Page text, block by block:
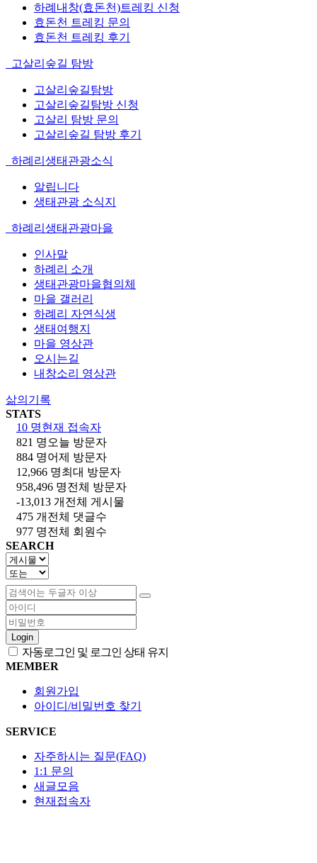
하례내창(효돈천)트레킹 신청
효돈천 트레킹 문의
효돈천 트레킹 후기
고살리숲길 탐방
고살리숲길탐방
고살리숲길탐방 신청
고살리 탐방 문의
고살리숲길 탐방 후기
하례리생태관광소식
알립니다
생태관광 소식지
하례리생태관광마을
인사말
하례리 소개
생태관광마을협의체
마을 갤러리
하례리 자연식생
생태여행지
마을 영상관
오시는길
내창소리 영상관
삶의기록
STATS
10 명현재 접속자
821 명 오늘 방문자
884 명어제 방문자
12,966 명최대 방문자
958,496 명전체 방문자
-13,013 개 전체 게시물
475 개 전체 댓글수
977 명전체 회원수
SEARCH
Login
자동로그인 및 로그인 상태 유지
MEMBER
회원가입
아이디/비밀번호 찾기
SERVICE
자주하시는 질문(FAQ)
1:1 문의
새글모음
현재접속자